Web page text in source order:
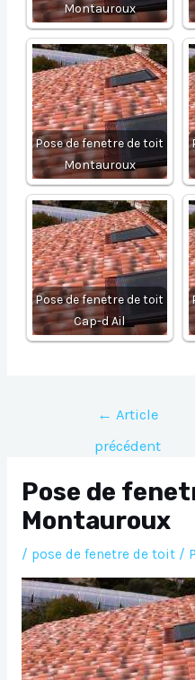
Montauroux
Pose de fenetre de toit
Montauroux
Pose de fenetre de toit
Cap-d Ail
l’article
← Article
précédent
Pose de
Montauroux
/ pose de fenetre de toit/